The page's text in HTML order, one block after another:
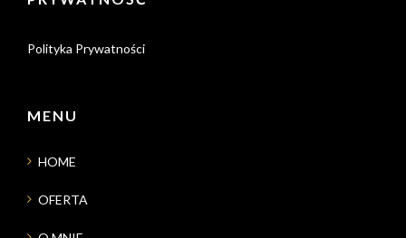
Polityka Prywatności
MENU
HOME
OFERTA